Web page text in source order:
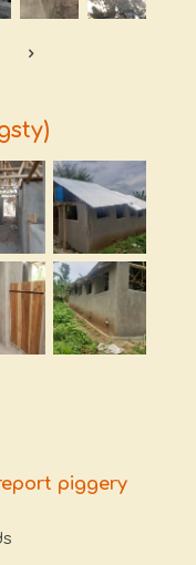
piggery